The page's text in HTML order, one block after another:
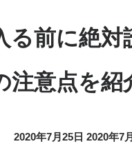
る前に絶
注意点を紹
2020年7月25日 2020年7